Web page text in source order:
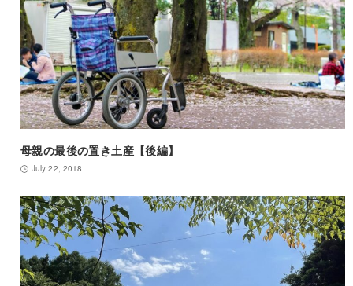
母親の最後の置き土産【後編】
July 22, 2018